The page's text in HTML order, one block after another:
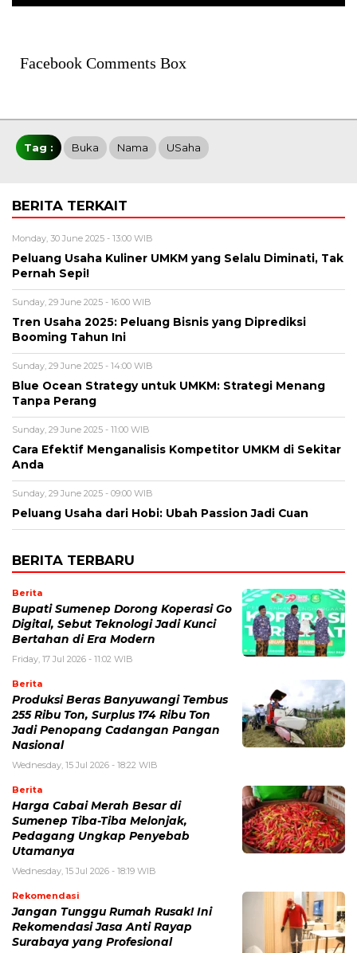
Facebook Comments Box
Tag : Buka Nama USaha
BERITA TERKAIT
Monday, 30 June 2025 - 13:00 WIB
Peluang Usaha Kuliner UMKM yang Selalu Diminati, Tak
Pernah Sepi!
Sunday, 29 June 2025 - 16:00 WIB
Tren Usaha 2025: Peluang Bisnis yang Diprediksi
Booming Tahun Ini
Sunday, 29 June 2025 - 14:00 WIB
Blue Ocean Strategy untuk UMKM: Strategi Menang
Tanpa Perang
Sunday, 29 June 2025 - 11:00 WIB
Cara Efektif Menganalisis Kompetitor UMKM di Sekitar
Anda
Sunday, 29 June 2025 - 09:00 WIB
Peluang Usaha dari Hobi: Ubah Passion Jadi Cuan
BERITA TERBARU
Berita
Bupati Sumenep Dorong Koperasi Go
Digital, Sebut Teknologi Jadi Kunci
Bertahan di Era Modern
Friday, 17 Jul 2026 - 11:02 WIB
Berita
Produksi Beras Banyuwangi Tembus
255 Ribu Ton, Surplus 174 Ribu Ton
Jadi Penopang Cadangan Pangan
Nasional
Wednesday, 15 Jul 2026 - 18:22 WIB
Berita
Harga Cabai Merah Besar di
Sumenep Tiba-Tiba Melonjak,
Pedagang Ungkap Penyebab
Utamanya
Wednesday, 15 Jul 2026 - 18:19 WIB
Rekomendasi
Jangan Tunggu Rumah Rusak! Ini
Rekomendasi Jasa Anti Rayap
Surabaya yang Profesional